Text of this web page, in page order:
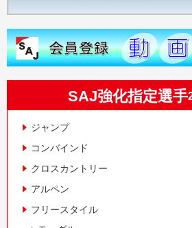
SAJ強化指定選手
ジャンプ
コンバインド
クロスカントリー
アルペン
フリースタイル